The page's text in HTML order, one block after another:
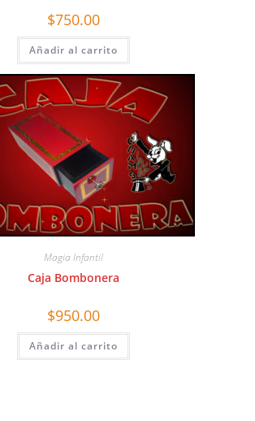
$750.00
Añadir al carrito
Magia Infantil
Caja Bombonera
$950.00
Añadir al carrito